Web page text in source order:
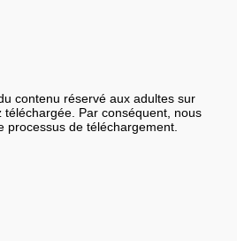
contenu réservé aux adultes sur
téléchargée. Par conséquent, nous
processus de téléchargement.